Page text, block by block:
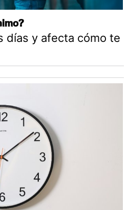
días y afecta cómo te